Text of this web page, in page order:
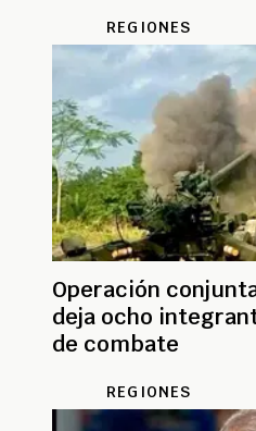
REGIONES
Operación
deja ocho
de combate
REGIONES